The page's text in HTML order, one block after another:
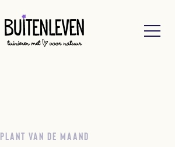
PLANT VAN DE MAAND